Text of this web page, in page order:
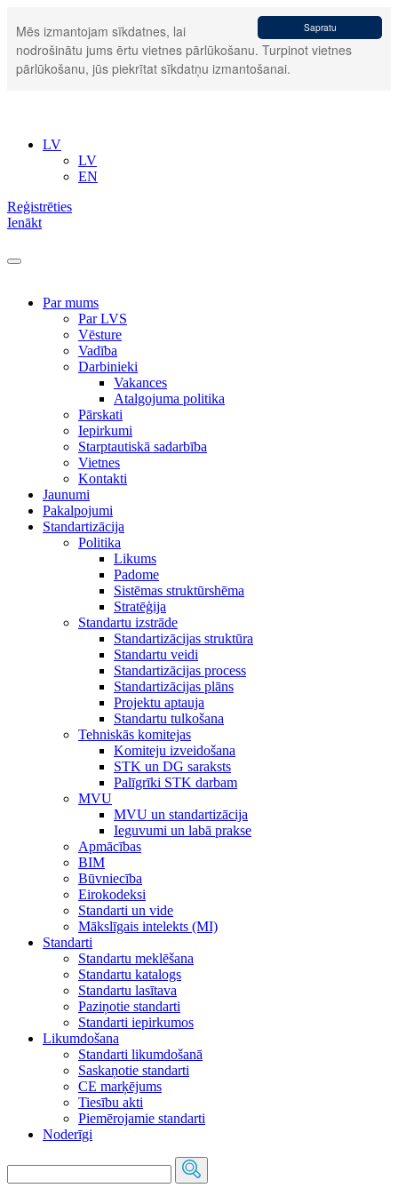
Sapratu
Mēs izmantojam sīkdatnes, lai
nodrošinātu jums ērtu vietnes pārlūkošanu. Turpinot vietnes
pārlūkošanu, jūs piekrītat sīkdatņu izmantošanai.
LV
LV
EN
Reģistrēties
Ienākt
Par mums
Par LVS
Vēsture
Vadība
Darbinieki
Vakances
Atalgojuma politika
Pārskati
Iepirkumi
Starptautiskā sadarbība
Vietnes
Kontakti
Jaunumi
Pakalpojumi
Standartizācija
Politika
Likums
Padome
Sistēmas struktūrshēma
Stratēģija
Standartu izstrāde
Standartizācijas struktūra
Standartu veidi
Standartizācijas process
Standartizācijas plāns
Projektu aptauja
Standartu tulkošana
Tehniskās komitejas
Komiteju izveidošana
STK un DG saraksts
Palīgrīki STK darbam
MVU
MVU un standartizācija
Ieguvumi un labā prakse
Apmācības
BIM
Būvniecība
Eirokodeksi
Standarti un vide
Mākslīgais intelekts (MI)
Standarti
Standartu meklēšana
Standartu katalogs
Standartu lasītava
Paziņotie standarti
Standarti iepirkumos
Likumdošana
Standarti likumdošanā
Saskaņotie standarti
CE marķējums
Tiesību akti
Piemērojamie standarti
Noderīgi